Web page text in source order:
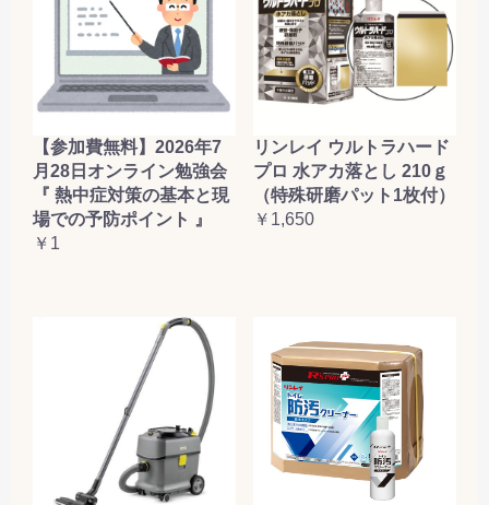
お買い物を続ける カートへ進む
【参加費無料】2026年7
月28日オンライン勉強会
『 熱中症対策の基本と現
場での予防ポイント 』
￥1
リンレイ ウルトラハード
プロ 水アカ落とし 210ｇ
（特殊研磨パット1枚付）
￥1,650